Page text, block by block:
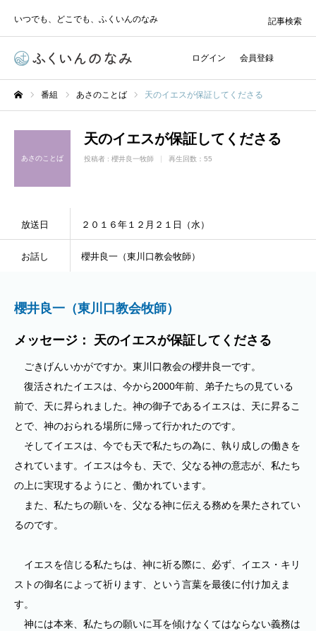
いつでも、どこでも、ふくいんのなみ
ログイン 会員登録
記事検索
番組 あさのことば 天のイエスが保証してくださる
あさのことば
天のイエスが保証してくださる
投稿者 : 櫻井良一牧師 再生回数：55
放送日 ２０１６年１２月２１日（水）
お話し 櫻井良一（東川口教会牧師）
櫻井良一（東川口教会牧師）
メッセージ： 天のイエスが保証してくださる
ごきげんいかがですか。東川口教会の櫻井良一です。
復活されたイエスは、今から2000年前、弟子たちの見ている
前で、天に昇られました。神の御子であるイエスは、天に昇るこ
とで、神のおられる場所に帰って行かれたのです。
そしてイエスは、今でも天で私たちの為に、執り成しの働きを
されています。イエスは今も、天で、父なる神の意志が、私たち
の上に実現するようにと、働かれています。
また、私たちの願いを、父なる神に伝える務めを果たされてい
るのです。
イエスを信じる私たちは、神に祈る際に、必ず、イエス・キリ
ストの御名によって祈ります、という言葉を最後に付け加えま
す。
神には本来、私たちの願いに耳を傾けなくてはならない義務は